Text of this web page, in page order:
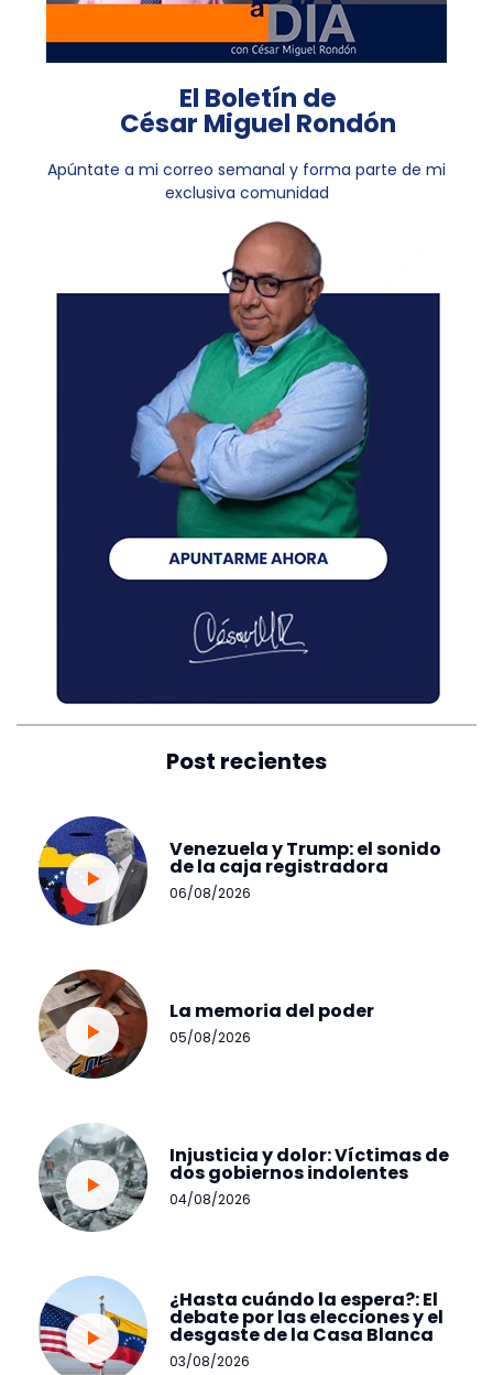
El Boletín de
César Miguel Rondón
Apúntate a mi correo semanal y forma parte de mi
exclusiva comunidad
Post recientes
Venezuela y Trump: el sonido
de la caja registradora
06/08/2026
La memoria del poder
05/08/2026
Injusticia y dolor: Víctimas de
dos gobiernos indolentes
04/08/2026
¿Hasta cuándo la espera?: El
debate por las elecciones y el
desgaste de la Casa Blanca
03/08/2026